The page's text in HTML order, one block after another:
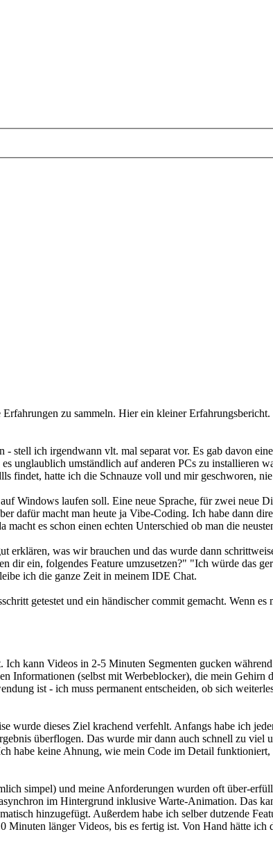
zu sammeln. Hier ein kleiner
ich irgendwann vlt. mal separat vor. Es gab davon
unglaublich umständlich auf anderen PCs zu installieren
findet, hatte ich die Schnauze voll und mir geschworen,
Windows laufen soll. Eine neue Sprache, für zwei neue
dafür macht man heute ja Vibe-Coding. Ich habe dann
es schon einen echten Unterschied ob man die
was wir brauchen und das wurde dann
ein, folgendes Feature umzusetzen?" "Ich würde das
ich die ganze Zeit in meinem IDE Chat.
getestet und ein händischer commit gemacht. Wenn es
kann Videos in 2-5 Minuten Segmenten gucken
Informationen (selbst mit Werbeblocker), die mein Gehirn
ist - ich muss permanent entscheiden, ob sich
wurde dieses Ziel krachend verfehlt. Anfangs habe ich
überflogen. Das wurde mir dann auch schnell zu
habe keine Ahnung, wie mein Code im Detail
simpel) und meine Anforderungen wurden oft über-
im Hintergrund inklusive Warte-Animation. Das
hinzugefügt. Außerdem habe ich selber dutzende
länger Videos, bis es fertig ist. Von Hand hätte ich